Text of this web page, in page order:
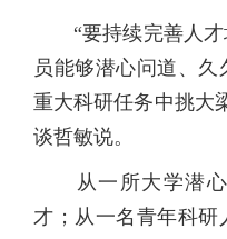
“要持续完善人才
员能够潜心问道、
重大科研任务中挑大
谈哲敏说。
从一所大学潜心
才；从一名青年科研